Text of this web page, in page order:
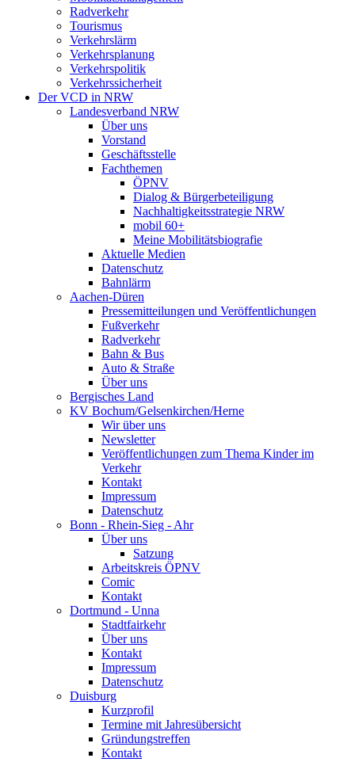
Radverkehr
Tourismus
Verkehrslärm
Verkehrsplanung
Verkehrspolitik
Verkehrssicherheit
Der VCD in NRW
Landesverband NRW
Über uns
Vorstand
Geschäftsstelle
Fachthemen
ÖPNV
Dialog & Bürgerbeteiligung
Nachhaltigkeitsstrategie NRW
mobil 60+
Meine Mobilitätsbiografie
Aktuelle Medien
Datenschutz
Bahnlärm
Aachen-Düren
Pressemitteilungen und Veröffentlichungen
Fußverkehr
Radverkehr
Bahn & Bus
Auto & Straße
Über uns
Bergisches Land
KV Bochum/Gelsenkirchen/Herne
Wir über uns
Newsletter
Veröffentlichungen zum Thema Kinder im
Verkehr
Kontakt
Impressum
Datenschutz
Bonn - Rhein-Sieg - Ahr
Über uns
Satzung
Arbeitskreis ÖPNV
Comic
Kontakt
Dortmund - Unna
Stadtfairkehr
Über uns
Kontakt
Impressum
Datenschutz
Duisburg
Kurzprofil
Termine mit Jahresübersicht
Gründungstreffen
Kontakt